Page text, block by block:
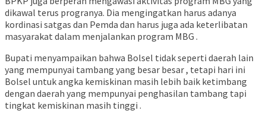
dikawal terus progranya. Dia mengingatkan harus adanya
kordinasi satgas dan Pemda dan harus juga ada keterlibatan
masyarakat dalam menjalankan program MBG .
Bupati menyampaikan bahwa Bolsel tidak seperti daerah lain
yang mempunyai tambang yang besar besar , tetapi hari ini
Bolsel untuk angka kemiskinan masih lebih baik ketimbang
dengan daerah yang mempunyai penghasilan tambang tapi
tingkat kemiskinan masih tinggi .